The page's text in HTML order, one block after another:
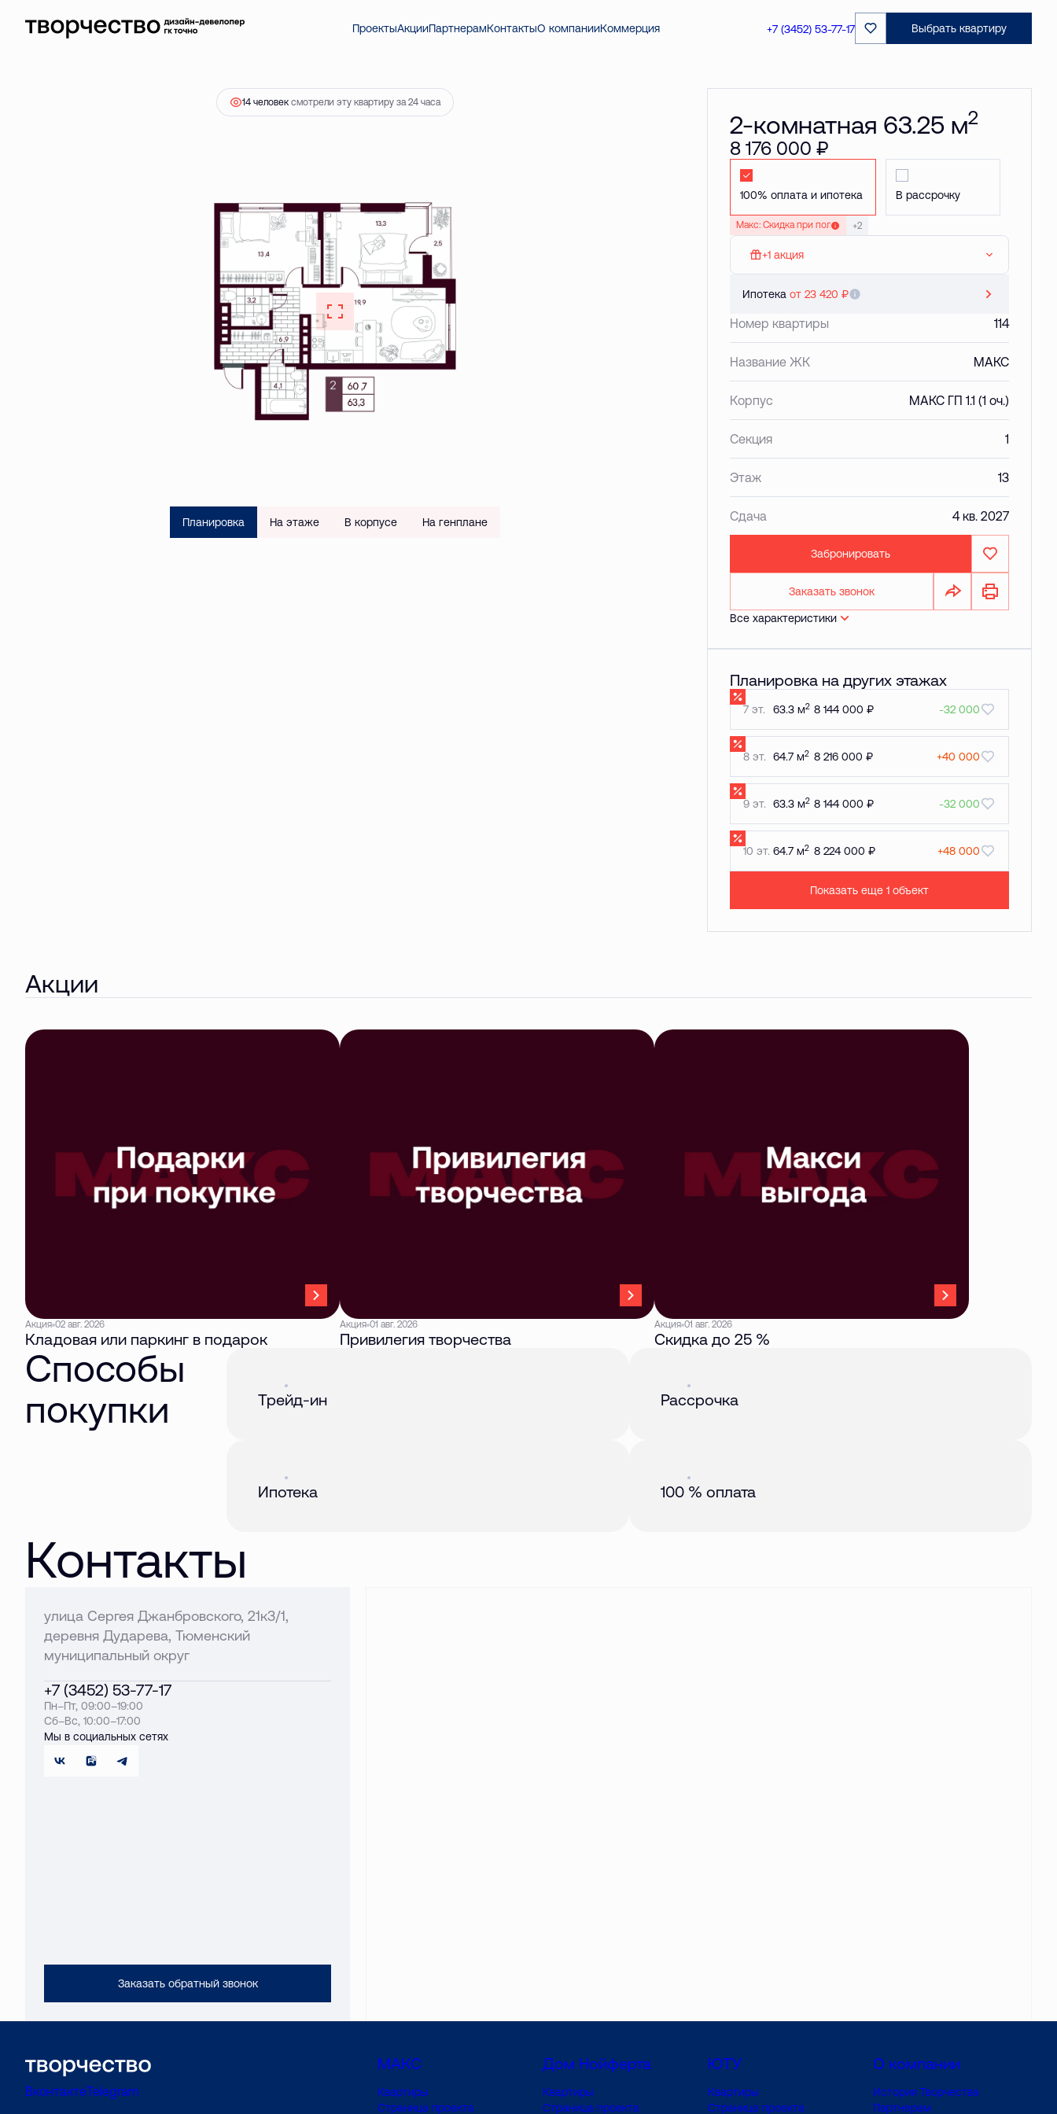
ПроектыАкцииПартнерамКонтактыО компанииКоммерция +7 (3452) 53-77-17 Выбрать квартиру
2-комнатная63.25 м2 8 176 000 ₽ от 23 420 ₽ Забронировать
14 человек смотрели эту квартиру за 24 часа
Планировка На этаже В корпусе На генплане
2-комнатная 63.25 м2
8 176 000 ₽
Стандартная Стандартная
Макс: Скидка при полной оплате до 20 %
+2
+1 акция
Ипотека от 23 420 ₽
Номер квартиры 114
Название ЖК МАКС
Корпус МАКС ГП 1.1 (1 оч.)
Секция 1
Этаж 13
Сдача 4 кв. 2027
Забронировать
Заказать звонок
Все характеристики
Планировка на других этажах
7 эт. 63.3 м2 8 144 000 ₽ -32 000
8 эт. 64.7 м2 8 216 000 ₽ +40 000
9 эт. 63.3 м2 8 144 000 ₽ -32 000
10 эт. 64.7 м2 8 224 000 ₽ +48 000
Показать еще 1 объект
Акции
Акция 02 авг. 2026
Кладовая или паркинг в подарок
Акция 01 авг. 2026
Привилегия творчества
Акция 01 авг. 2026
Скидка до 25 %
Способы
покупки
Трейд-ин
Ипотека
Рассрочка
100 % оплата
Контакты
улица Сергея Джанбровского, 21к3/1,
деревня Дударева, Тюменский
муниципальный округ
+7 (3452) 53-77-17
Пн–Пт, 09:00–19:00
Сб–Вс, 10:00–17:00
Мы в социальных сетях
Заказать обратный звонок
ВконтактеTelegram
МАКС
Квартиры
Страница проекта
Дом Нойферта
Квартиры
Страница проекта
ЮТУ
Квартиры
Страница проекта
О компании
История Творчества
Партнерам